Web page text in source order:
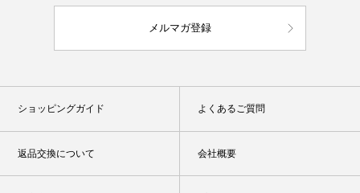
メルマガ登録
ショッピングガイド よくあるご質問
返品交換について 会社概要